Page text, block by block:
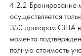
4.2.2 Бронирование
осуществляется
350 долларам США в
момента
полную стоимость